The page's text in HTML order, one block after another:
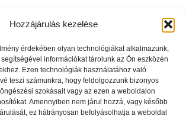
Hozzájárulás kezelése
érdekében olyan technológiákat alkalmazunk,
információkat tárolunk az Ön eszközén
Ezen technológiák használatához való
teszi számunkra, hogy feldolgozzunk bizonyos
szokásait vagy az ezen a weboldalon
Amennyiben nem járul hozzá, vagy később
ez hátrányosan befolyásolhatja a weboldal
⟶
erről